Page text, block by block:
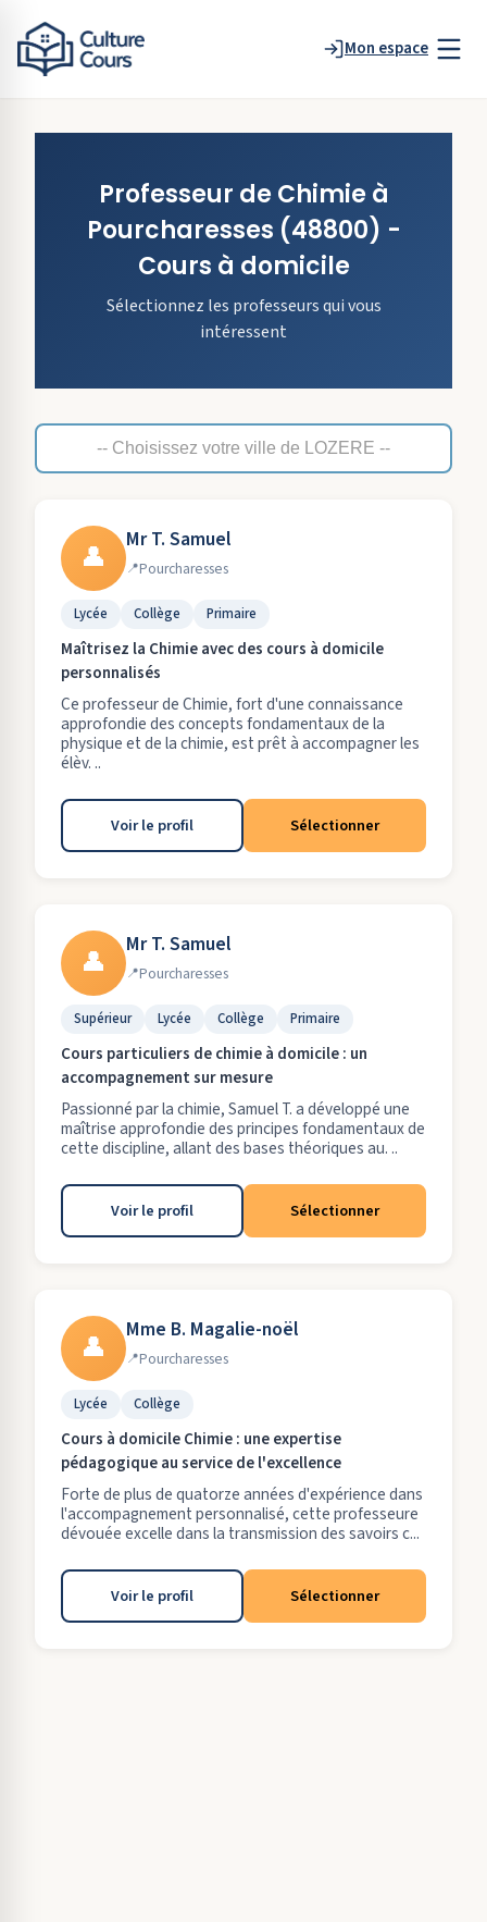
Mon espace
Professeur de Chimie à
Pourcharesses (48800) -
Cours à domicile
Sélectionnez les professeurs qui vous
intéressent
👤 Mr T. Samuel
Pourcharesses
Lycée Collège Primaire
Maîtrisez la Chimie avec des cours à domicile
personnalisés
Ce professeur de Chimie, fort d'une connaissance
approfondie des concepts fondamentaux de la
physique et de la chimie, est prêt à accompagner les
élèv. ..
Voir le profil Sélectionner
👤 Mr T. Samuel
Pourcharesses
Supérieur Lycée Collège Primaire
Cours particuliers de chimie à domicile : un
accompagnement sur mesure
Passionné par la chimie, Samuel T. a développé une
maîtrise approfondie des principes fondamentaux de
cette discipline, allant des bases théoriques au. ..
Voir le profil Sélectionner
👤 Mme B. Magalie-noël
Pourcharesses
Lycée Collège
Cours à domicile Chimie : une expertise
pédagogique au service de l'excellence
Forte de plus de quatorze années d'expérience dans
l'accompagnement personnalisé, cette professeure
dévouée excelle dans la transmission des savoirs c...
Voir le profil Sélectionner